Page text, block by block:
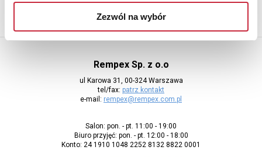
Zezwól na wybór
Rempex Sp. z o.o
ul Karowa 31, 00-324 Warszawa
tel/fax: patrz kontakt
e-mail: rempex@rempex.com.pl
Salon: pon. - pt. 11:00 - 19:00
Biuro przyjęć: pon. - pt. 12:00 - 18:00
Konto: 24 1910 1048 2252 8132 8822 0001